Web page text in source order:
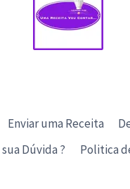
Enviar uma Receita
Dúvida ?
Politica